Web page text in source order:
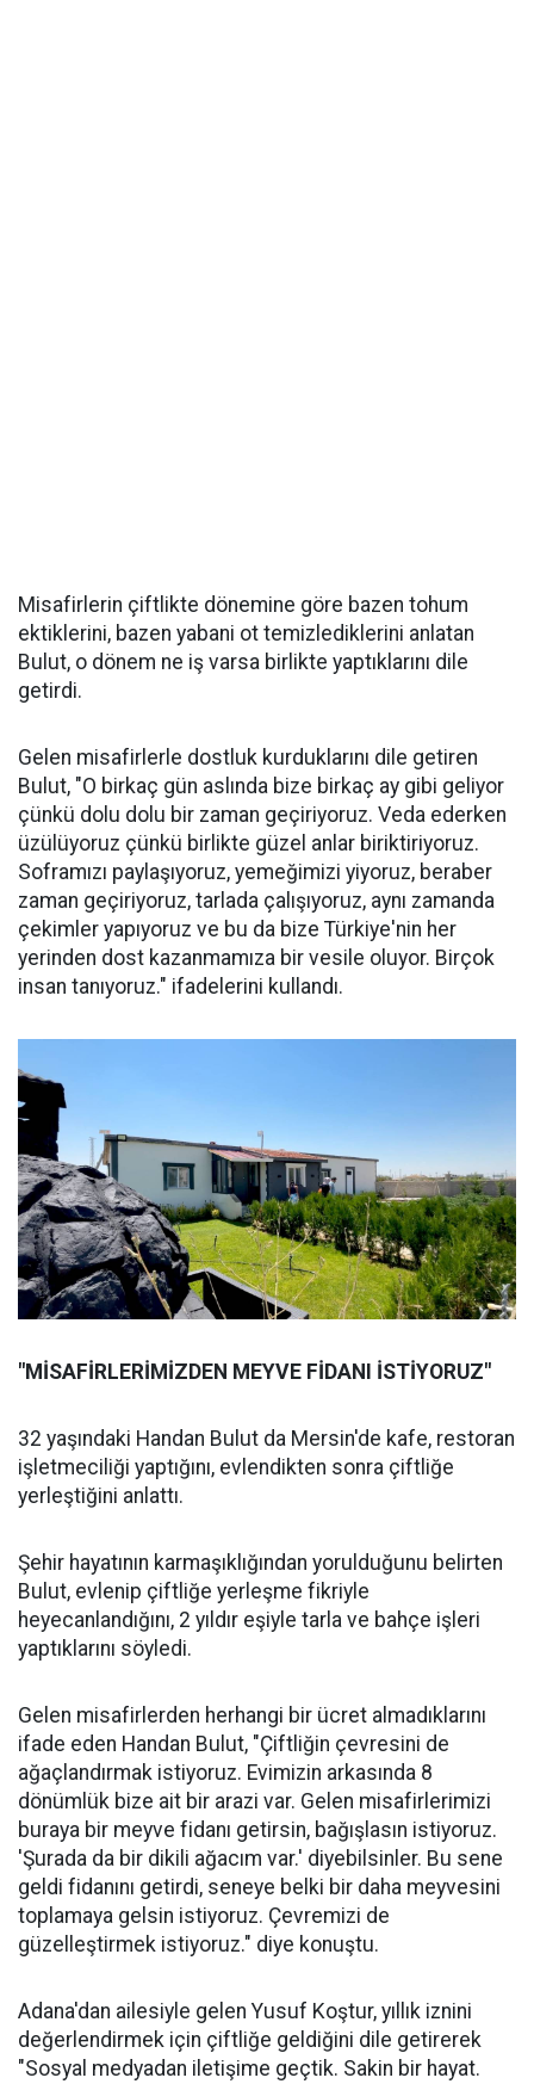
Misafirlerin çiftlikte dönemine göre bazen tohum
ektiklerini, bazen yabani ot temizlediklerini anlatan
Bulut, o dönem ne iş varsa birlikte yaptıklarını dile
getirdi.
Gelen misafirlerle dostluk kurduklarını dile getiren
Bulut, "O birkaç gün aslında bize birkaç ay gibi geliyor
çünkü dolu dolu bir zaman geçiriyoruz. Veda ederken
üzülüyoruz çünkü birlikte güzel anlar biriktiriyoruz.
Soframızı paylaşıyoruz, yemeğimizi yiyoruz, beraber
zaman geçiriyoruz, tarlada çalışıyoruz, aynı zamanda
çekimler yapıyoruz ve bu da bize Türkiye'nin her
yerinden dost kazanmamıza bir vesile oluyor. Birçok
insan tanıyoruz." ifadelerini kullandı.
"MİSAFİRLERİMİZDEN MEYVE FİDANI İSTİYORUZ"
32 yaşındaki Handan Bulut da Mersin'de kafe, restoran
işletmeciliği yaptığını, evlendikten sonra çiftliğe
yerleştiğini anlattı.
Şehir hayatının karmaşıklığından yorulduğunu belirten
Bulut, evlenip çiftliğe yerleşme fikriyle
heyecanlandığını, 2 yıldır eşiyle tarla ve bahçe işleri
yaptıklarını söyledi.
Gelen misafirlerden herhangi bir ücret almadıklarını
ifade eden Handan Bulut, "Çiftliğin çevresini de
ağaçlandırmak istiyoruz. Evimizin arkasında 8
dönümlük bize ait bir arazi var. Gelen misafirlerimizi
buraya bir meyve fidanı getirsin, bağışlasın istiyoruz.
'Şurada da bir dikili ağacım var.' diyebilsinler. Bu sene
geldi fidanını getirdi, seneye belki bir daha meyvesini
toplamaya gelsin istiyoruz. Çevremizi de
güzelleştirmek istiyoruz." diye konuştu.
Adana'dan ailesiyle gelen Yusuf Koştur, yıllık iznini
değerlendirmek için çiftliğe geldiğini dile getirerek
"Sosyal medyadan iletişime geçtik. Sakin bir hayat.